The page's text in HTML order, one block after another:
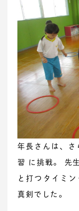
年長さんは、さ
習 に挑戦。 先
と打つタイミ
真剣でした。